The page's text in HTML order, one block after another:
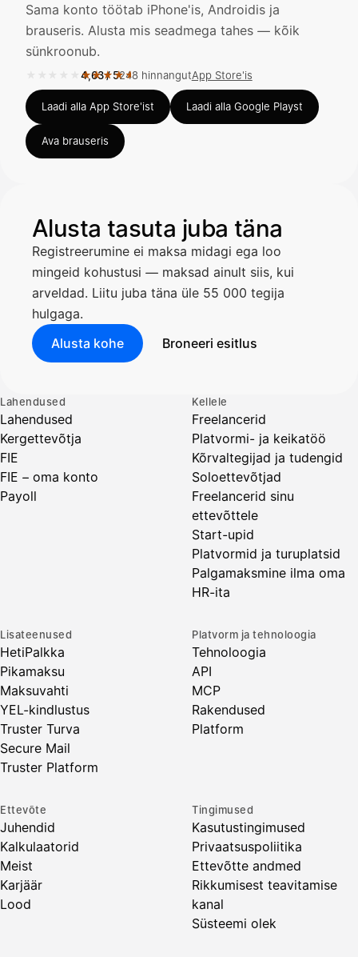
Avaa Kuitit-välilehti ja valitse
Truster lukee summan ja
automaattisesti — tarkista tiedot
Kirjoita viesti…
Sama konto töötab iPhone'is, Androidis ja
brauseris. Alusta mis seadmega tahes — kõik
sünkroonub.
★★★★★
Hinnang 4,63 / 5 App Store'is, 248 hinnangut.
4,63/5248 hinnangutApp Store'is
Laadi alla App Store'ist Laadi alla Google Playst
Ava brauseris
Alusta tasuta juba täna
Registreerumine ei maksa midagi ega loo
mingeid kohustusi — maksad ainult siis, kui
arveldad. Liitu juba täna üle 55 000 tegija
hulgaga.
Alusta kohe
Broneeri esitlus
Lahendused
Lahendused
Kergettevõtja
FIE
FIE – oma konto
Payoll
Kellele
Freelancerid
Platvormi- ja keikatöö
Kõrvaltegijad ja tudengid
Soloettevõtjad
Freelancerid sinu
ettevõttele
Start-upid
Platvormid ja turuplatsid
Palgamaksmine ilma oma
HR-ita
Lisateenused
HetiPalkka
Pikamaksu
Maksuvahti
YEL-kindlustus
Truster Turva
Secure Mail
Truster Platform
Platvorm ja tehnoloogia
Tehnoloogia
API
MCP
Rakendused
Platform
Ettevõte
Juhendid
Kalkulaatorid
Meist
Karjäär
Lood
Tingimused
Kasutustingimused
Privaatsuspoliitika
Ettevõtte andmed
Rikkumisest teavitamise
kanal
Süsteemi olek